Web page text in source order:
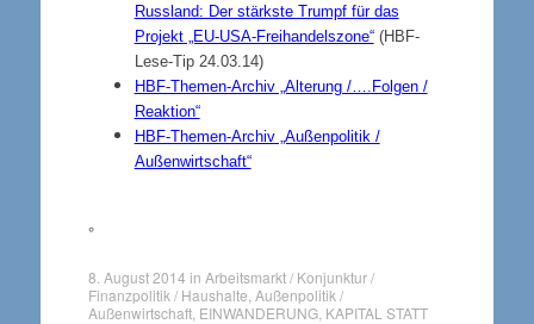
Russland: Der stärkste Trumpf für das
Projekt „EU-USA-Freihandelszone“(HBF-
Lese-Tip 24.03.14)
HBF-Themen-Archiv „Alterung /….Folgen /
Reaktion“
HBF-Themen-Archiv „Außenpolitik /
Außenwirtschaft“
°
8. August 2014 in Arbeitsmarkt / Konjunktur /
Finanzpolitik / Haushalte Außenpolitik /
Außenwirtschaft, EINWANDERUNG, KAPITAL STATT